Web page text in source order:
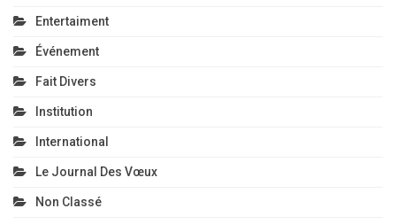
Entertaiment
Événement
Fait Divers
Institution
International
Le Journal Des Vœux
Non Classé